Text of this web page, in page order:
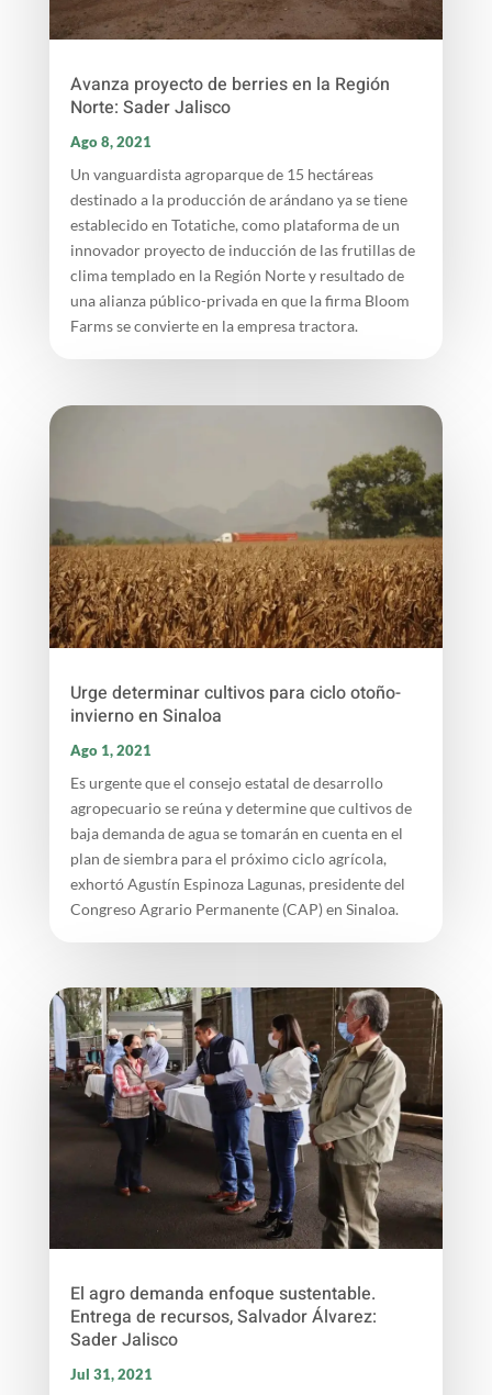
Avanza proyecto de berries en la Región
Norte: Sader Jalisco
Ago 8, 2021
Un vanguardista agroparque de 15 hectáreas
destinado a la producción de arándano ya se tiene
establecido en Totatiche, como plataforma de un
innovador proyecto de inducción de las frutillas de
clima templado en la Región Norte y resultado de
una alianza público-privada en que la firma Bloom
Farms se convierte en la empresa tractora.
Urge determinar cultivos para ciclo otoño-
invierno en Sinaloa
Ago 1, 2021
Es urgente que el consejo estatal de desarrollo
agropecuario se reúna y determine que cultivos de
baja demanda de agua se tomarán en cuenta en el
plan de siembra para el próximo ciclo agrícola,
exhortó Agustín Espinoza Lagunas, presidente del
Congreso Agrario Permanente (CAP) en Sinaloa.
El agro demanda enfoque sustentable.
Entrega de recursos, Salvador Álvarez:
Sader Jalisco
Jul 31, 2021